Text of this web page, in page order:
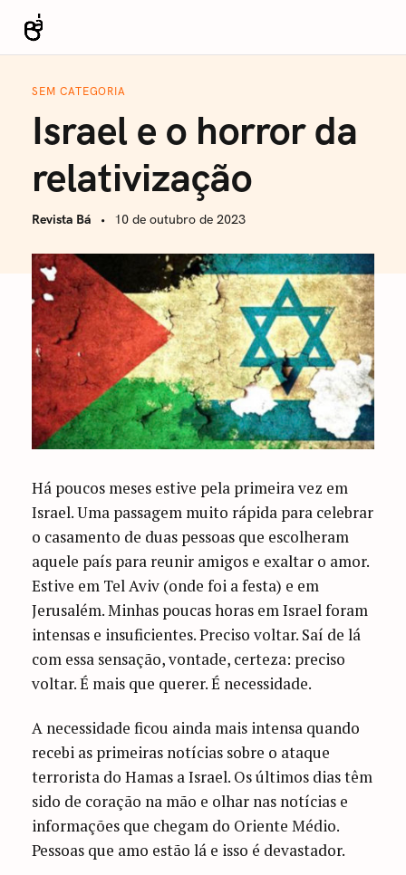
i
Revista Bá
SEM CATEGORIA
Israel e o horror da
relativização
Revista Bá 10 de outubro de 2023
Há poucos meses estive pela primeira vez em
Israel. Uma passagem muito rápida para celebrar
o casamento de duas pessoas que escolheram
aquele país para reunir amigos e exaltar o amor.
Estive em Tel Aviv (onde foi a festa) e em
Jerusalém. Minhas poucas horas em Israel foram
intensas e insuficientes. Preciso voltar. Saí de lá
com essa sensação, vontade, certeza: preciso
voltar. É mais que querer. É necessidade.
A necessidade ficou ainda mais intensa quando
recebi as primeiras notícias sobre o ataque
terrorista do Hamas a Israel. Os últimos dias têm
sido de coração na mão e olhar nas notícias e
informações que chegam do Oriente Médio.
Pessoas que amo estão lá e isso é devastador.